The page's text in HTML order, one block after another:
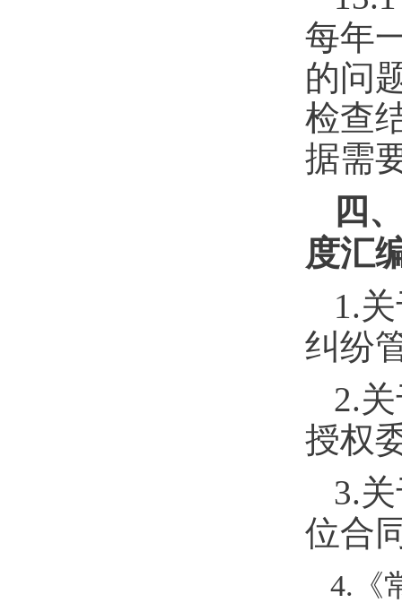
每年
的问
检查
据需
四
度汇
1.
纠纷
2.
授权
3.
位合
4.